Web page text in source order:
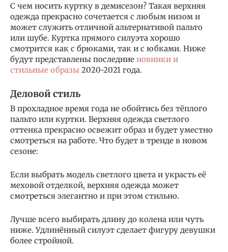
С чем носить куртку в демисезон? Такая верхняя
одежда прекрасно сочетается с любым низом и
может служить отличной альтернативой пальто
или шубе. Куртка прямого силуэта хорошо
смотрится как с брюками, так и с юбками. Ниже
будут представлены последние новинки и
стильные образы 2020-2021 года.
Деловой стиль
В прохладное время года не обойтись без тёплого
пальто или куртки. Верхняя одежда светлого
оттенка прекрасно освежит образ и будет уместно
смотреться на работе. Что будет в тренде в новом
сезоне:
Если выбрать модель светлого цвета и украсть её
меховой отделкой, верхняя одежда может
смотреться элегантно и при этом стильно.
Лучше всего выбирать длину до колена или чуть
ниже. Удлинённый силуэт сделает фигуру девушки
более стройной.